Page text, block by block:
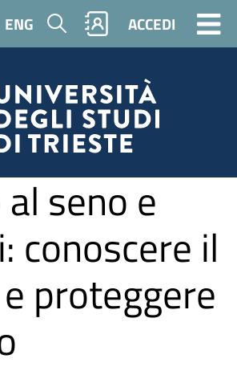
ENG Cerca ACCEDI
seno e
conoscere il
proteggere